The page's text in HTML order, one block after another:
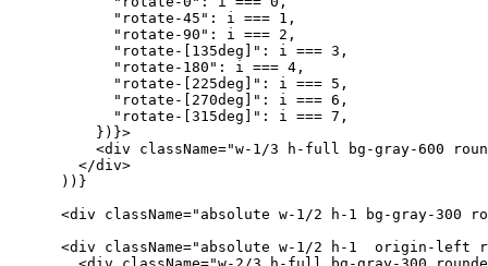
          key={i}
          style={{ height: 1 }}
className={clsx("absolute w-1/2 origin-left
            "rotate-0": i === 0,
            "rotate-45": i === 1,
            "rotate-90": i === 2,
            "rotate-[135deg]": i === 3,
            "rotate-180": i === 4,
            "rotate-[225deg]": i === 5,
            "rotate-[270deg]": i === 6,
            "rotate-[315deg]": i === 7,
<div className="w-1/3 h-full bg-gray-600
      ))}